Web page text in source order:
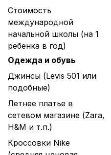
Стоимость
международной
начальной школы (на 1
ребенка в год)
Одежда и обувь
Джинсы (Levis 501 или
подобные)
Летнее платье в
сетевом магазине (Zara,
H&M и т.п.)
Кроссовки Nike